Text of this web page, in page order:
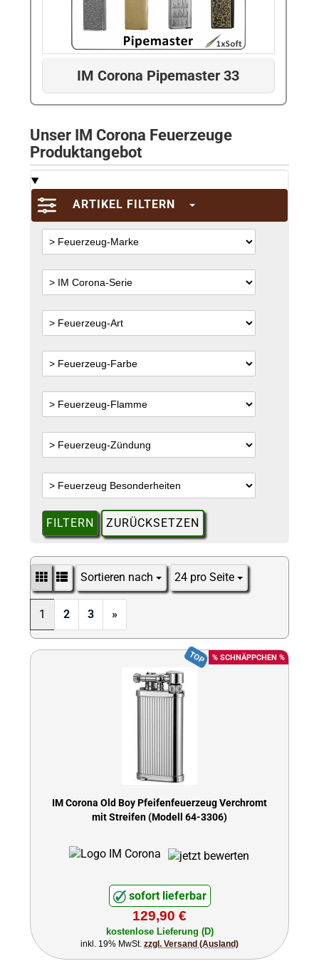
IM Corona Pipemaster 33
Unser IM Corona Feuerzeuge
Produktangebot
ARTIKEL FILTERN
FILTERN ZURÜCKSETZEN
Sortieren nach
Sortieren nach 24 pro Seite
pro Seite
1 2 3 »
TOP % SCHNÄPPCHEN %
IM Corona Old Boy Pfeifenfeuerzeug Verchromt
mit Streifen (Modell 64-3306)
sofort lieferbar
129,90 €
kostenlose Lieferung (D)
inkl. 19% MwSt. zzgl. Versand (Ausland)